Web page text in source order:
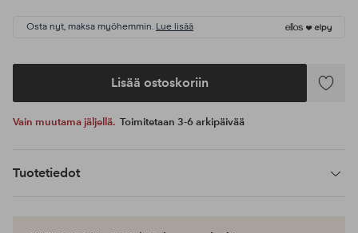
Osta nyt, maksa myöhemmin. Lue lisää
Lisää ostoskoriin
Lisää
Vain muutama jäljellä. Toimitetaan 3-6 arkipäivää
Tuotetiedot